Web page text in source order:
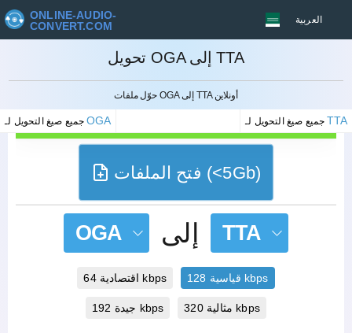
ONLINE-AUDIO-
CONVERT.COM
العربية
تحويل OGA إلى TTA
حوّل ملفات OGA إلى TTA أونلاين
جميع صيغ التحويل لـOGA جميع صيغ التحويل لـTTA
إلغاء
فتح الملفات (<5Gb)
OGA إلى TTA
اقتصادية 64 kbps قياسية 128 kbps
جيدة 192 kbps مثالية 320 kbps